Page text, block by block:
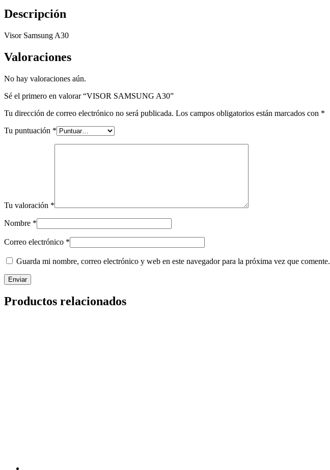
Descripción
Visor Samsung A30
Valoraciones
No hay valoraciones aún.
Sé el primero en valorar “VISOR SAMSUNG A30”
Tu dirección de correo electrónico no será publicada. Los campos obligatorios están marcados con *
Tu puntuación *
Tu valoración *
Nombre *
Correo electrónico *
Guarda mi nombre, correo electrónico y web en este navegador para la próxima vez que comente.
Productos relacionados